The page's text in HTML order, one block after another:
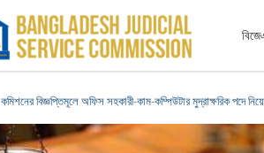
কমিশনের বিজ্ঞপ্তিমূলে অফিস সহকারী-কাম-কম্পিউটার মুদ্রাক্ষরিক পদে